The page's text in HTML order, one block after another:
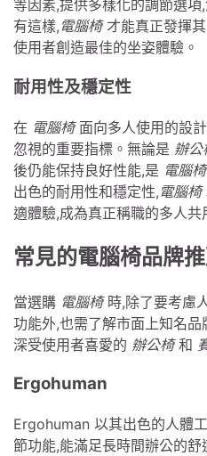
等因素,提供多樣化的調節選
有這樣,電腦椅才能真正發揮
使用者創造最佳的坐姿體驗。
耐用性及穩定性
在 電腦椅面向多人使用的設
忽視的重要指標。無論是 辦公
後仍能保持良好性能,是 電腦椅
出色的耐用性和穩定性, 電腦椅
適體驗,成為真正稱職的多人共
常見的電腦椅品牌
當選購 電腦椅時,除了要考慮
功能外,也需了解市面上知名
深受使用者喜愛的 辦公椅和
Ergohuman
Ergohuman 以其出色的人體
節功能,能滿足長時間辦公的